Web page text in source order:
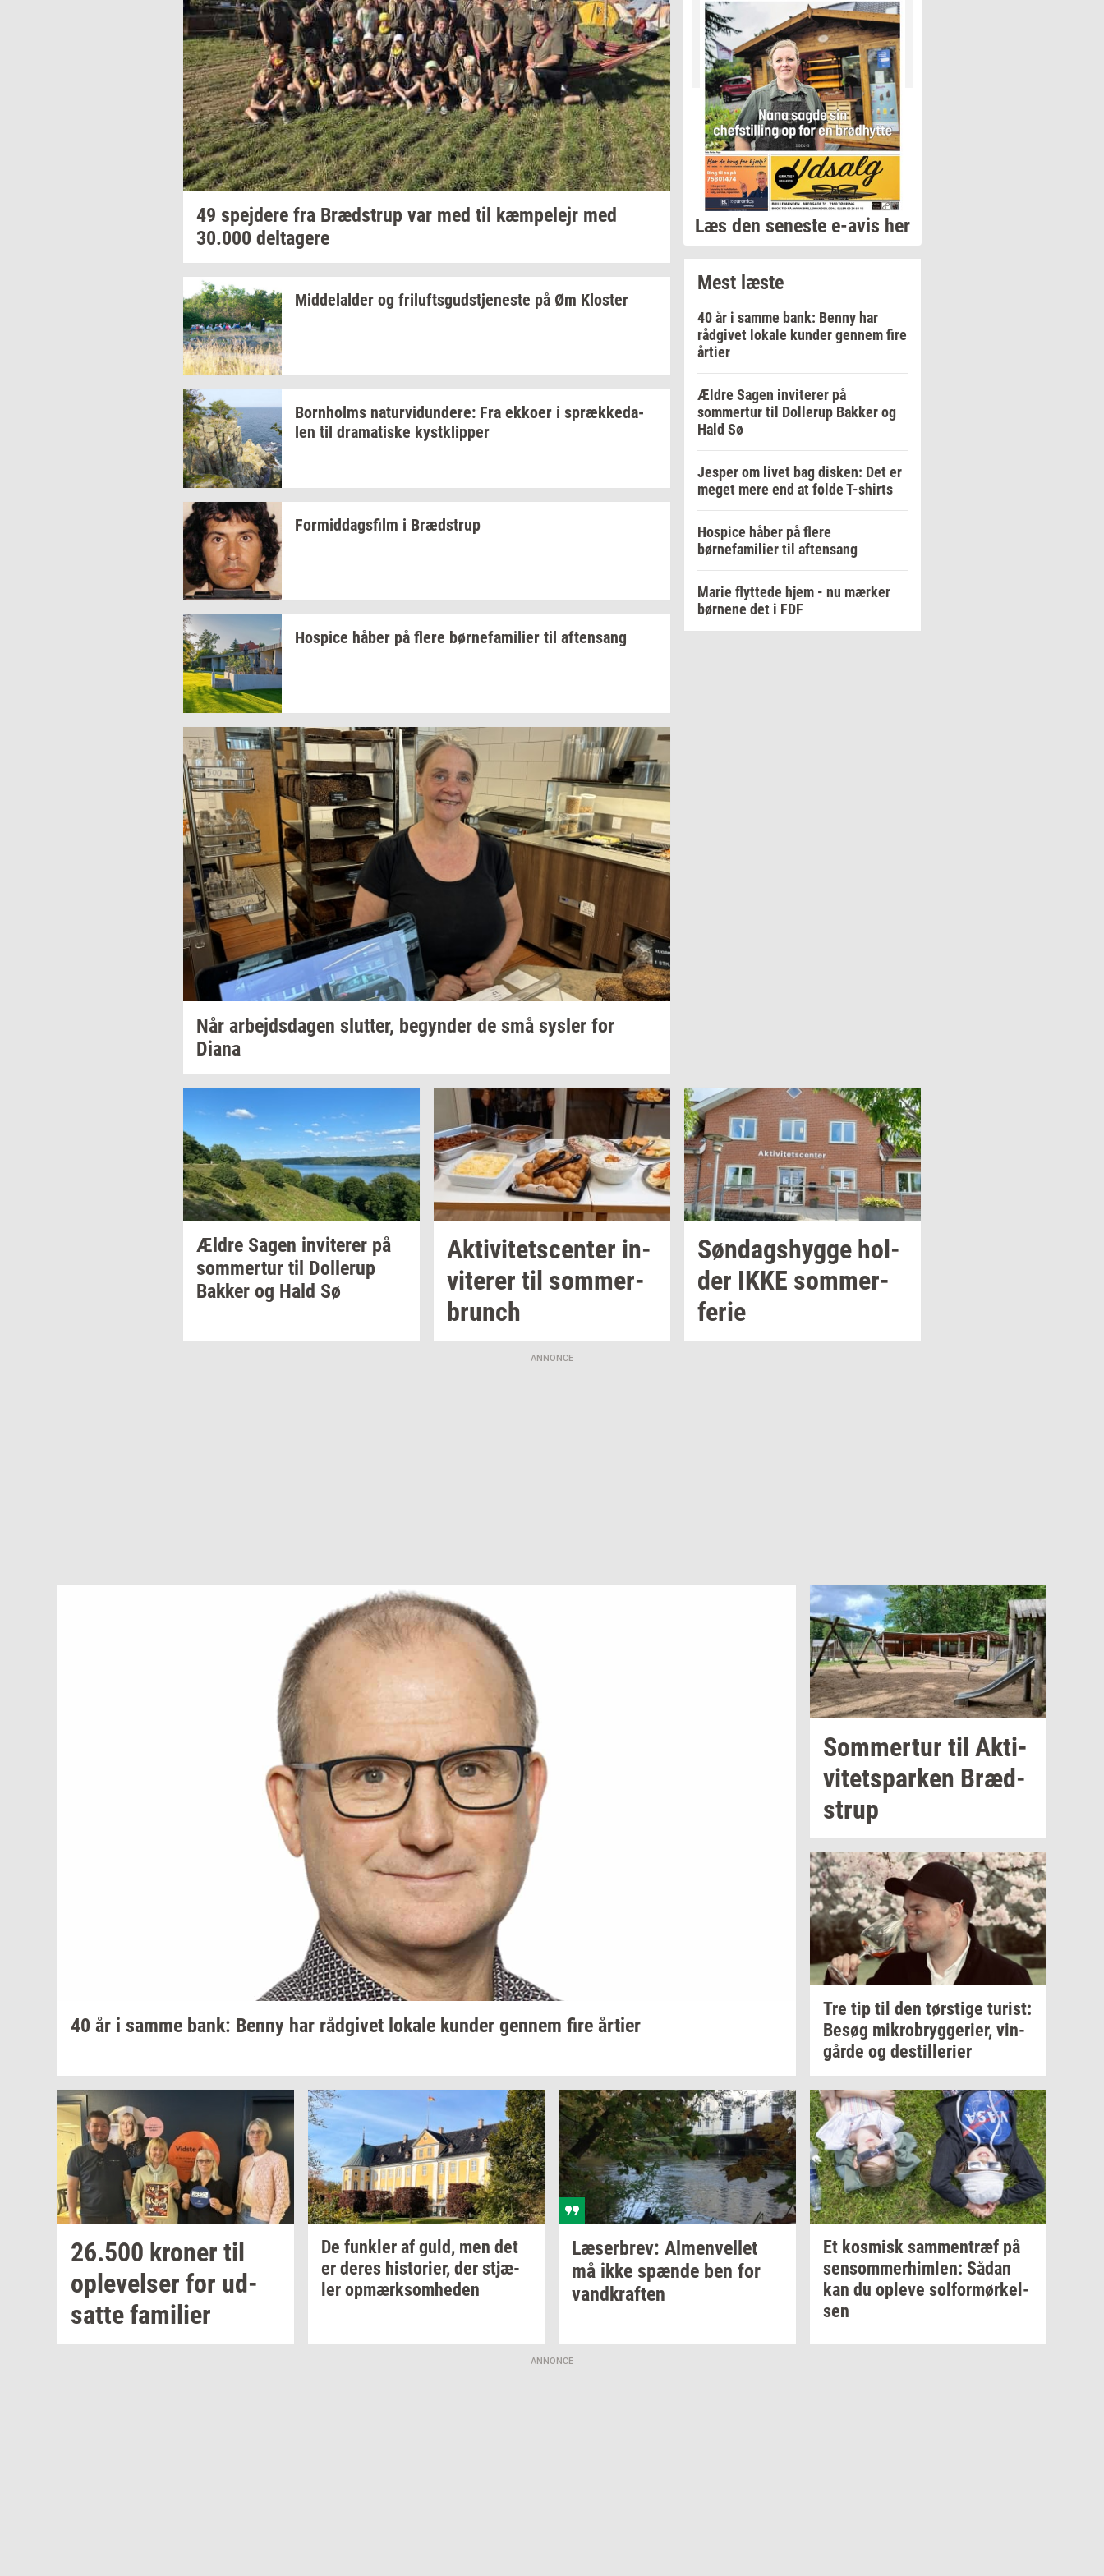
49 spej­de­re fra Bræd­strup var med til kæm­pe­lejr med
30.000 del­ta­ge­re
Mid­delal­der og fril­ufts­gud­stje­ne­ste på Øm Klo­ster
Born­holms na­tur­vi­dun­de­re: Fra ek­ko­er i spræk­ke­da­
len til dra­ma­ti­ske kyst­klip­per
For­mid­dags­film i Bræd­strup
Ho­spi­ce håber på flere bør­ne­fa­mi­li­er til af­tensang
Når ar­bejds­da­gen slut­ter, be­gyn­der de små sy­s­ler for
Diana
Læs den seneste e-avis her
Mest læste
40 år i samme bank: Benny har
rådgivet lokale kunder gennem fire
årtier
Ældre Sagen inviterer på
sommertur til Dollerup Bakker og
Hald Sø
Jesper om livet bag disken: Det er
meget mere end at folde T-shirts
Hospice håber på flere
børnefamilier til aftensang
Marie flyttede hjem - nu mærker
børnene det i FDF
Ældre Sagen in­vi­te­rer på
som­mer­tur til Dol­lerup
Bak­ker og Hald Sø
Ak­ti­vi­tets­cen­ter in­
vi­te­rer til som­mer­
brunch
Søn­dags­hyg­ge hol­
der IKKE som­mer­
fe­rie
ANNONCE
40 år i samme bank: Benny har rå­d­gi­vet lo­ka­le kun­der gen­nem fire år­ti­er
Som­mer­tur til Ak­ti­
vi­tetspar­ken Bræd­
strup
Tre tip til den tørsti­ge turist:
Besøg mi­kro­bryg­ge­ri­er, vin­
går­de og destil­le­ri­er
26.500 kro­ner til
op­le­vel­ser for ud­
sat­tefa­mi­li­er
Defunk­ler af guld, men det
er deres hi­sto­ri­er, derstjæ­
ler op­mærk­som­he­den
Læ­ser­brev: Al­men­vel­let
må ikkespæn­de ben for
vand­kraf­ten
Et kos­misk sam­men­træfpå
sen­som­mer­him­len: Sådan
kan du op­le­ve sol­for­mør­kel­
sen
ANNONCE